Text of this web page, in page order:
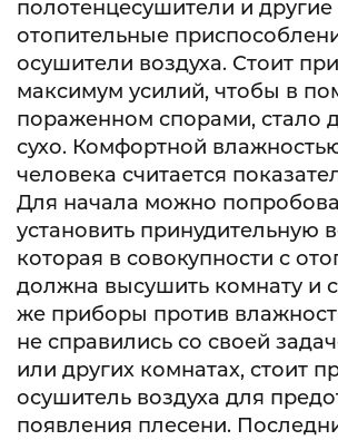
полотенцесушители и другие
отопительные
осушители воздуха. Стоит
максимум усилий, чтобы в
пораженном спорами, стало
сухо. Комфортной
человека считается
Для начала можно
установить принудительную
которая в совокупности с
должна высушить комнату и
же приборы против
не справились со своей
или других комнатах, стоит
осушитель воздуха для
появления плесени.